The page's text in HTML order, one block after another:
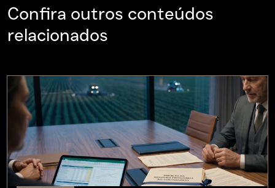
Confira outros conteúdos
relacionados